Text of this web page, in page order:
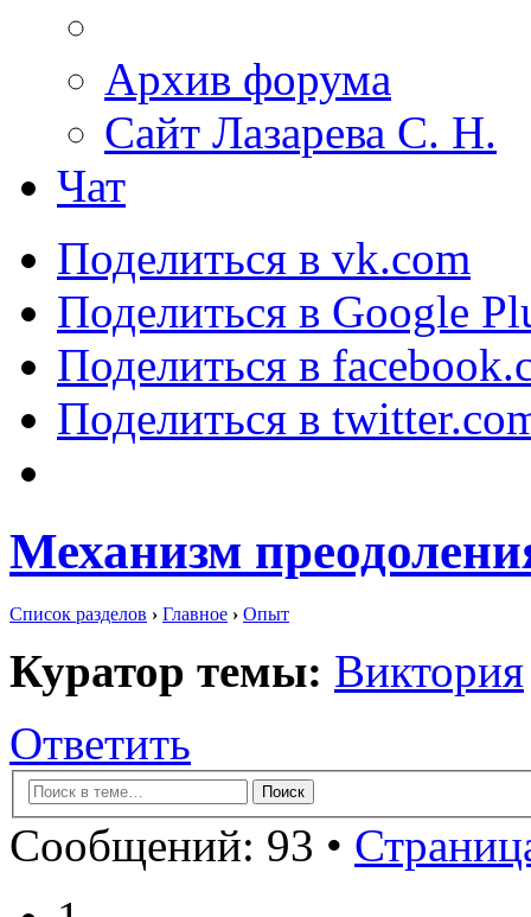
Архив форума
Сайт Лазарева С. Н.
Чат
Поделиться в vk.com
Поделиться в Google
Поделиться в
Поделиться в
Механизм
Список разделов › Главное › Опыт
Куратор темы: Виктория
Ответить
Сообщений: 93 •